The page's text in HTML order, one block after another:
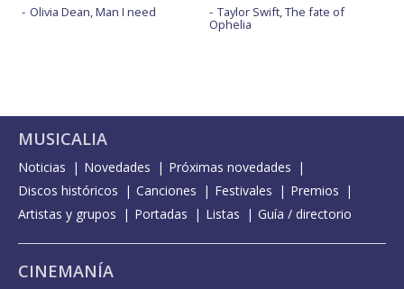
Olivia Dean, Man I need Taylor Swift, The fate of
Ophelia
MUSICALIA
Noticias Novedades
Próximas novedades
Discos históricos
Canciones Festivales
Premios
Artistas y grupos
Portadas Listas Guía / directorio
CINEMANÍA